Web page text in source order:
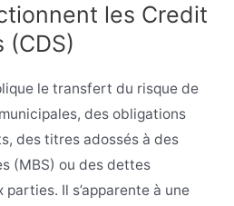
les Credit
(CDS)
le transfert du risque de
des obligations
des titres adossés à des
(MBS) ou des dettes
Il s’apparente à une